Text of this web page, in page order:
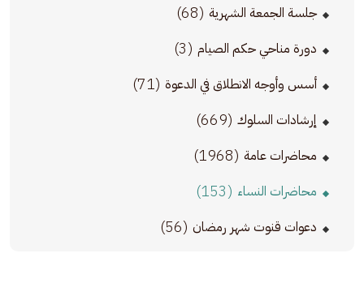
جلسة الجمعة الشهرية (68)
دورة مناحي حكم الصيام (3)
أسس وأوجه الانطلاق في الدعوة (71)
إرشادات السلوك (669)
محاضرات عامة (1968)
محاضرات النساء (153)
دعوات قنوت شهر رمضان (56)